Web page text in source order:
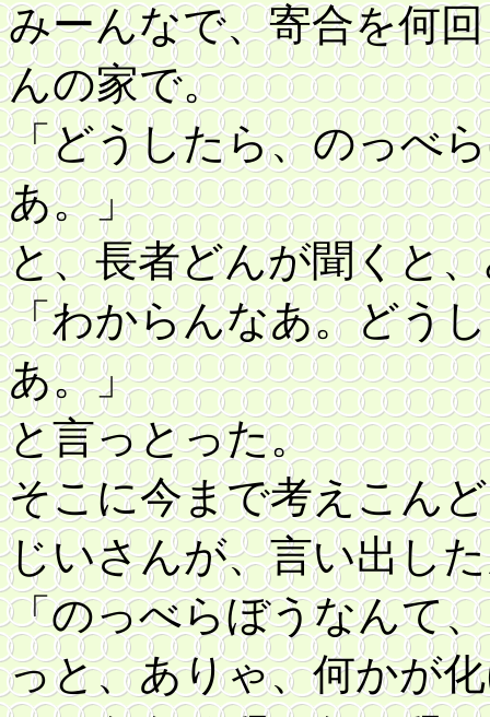
みーんなで、寄合を何
んの家で。
「どうしたら、のっべ
あ。」
と、長者どんが聞くと
「わからんなあ。どう
あ。」
と言っとった。
そこに今まで考えこん
じいさんが、言い出し
「のっべらぼうなんて
っと、ありゃ、何かが